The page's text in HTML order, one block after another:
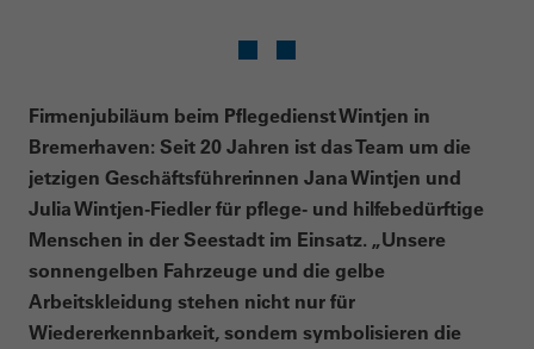
Firmenjubiläum beim Pflegedienst Wintjen in
Bremerhaven: Seit 20 Jahren ist das Team um die
jetzigen Geschäftsführerinnen Jana Wintjen und
Julia Wintjen-Fiedler für pflege- und hilfebedürftige
Menschen in der Seestadt im Einsatz. „Unsere
sonnengelben Fahrzeuge und die gelbe
Arbeitskleidung stehen nicht nur für
Wiedererkennbarkeit, sondern symbolisieren die